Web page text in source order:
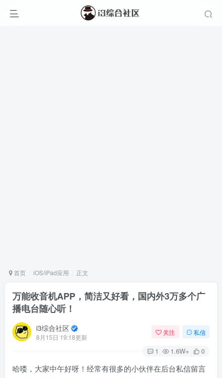
首页 iOS/iPad应用 正文
万能收音机APP，简洁又好看，国内外3万多个广
播电台随心听！
i3综合社区
8月15日 19:18更新
关注 私信
1 1.6W+ 0
哈喽，大家中午好呀！经常有很多的小伙伴在后台私信留言